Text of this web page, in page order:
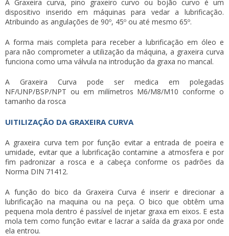
A Graxeira curva, pino graxeiro curvo ou bojão curvo é um
dispositivo inserido em máquinas para vedar a lubrificação.
Atribuindo as angulações de 90º, 45º ou até mesmo 65º.
A forma mais completa para receber a lubrificação em óleo e
para não comprometer a utilização da máquina, a graxeira curva
funciona como uma válvula na introdução da graxa no mancal.
A Graxeira Curva pode ser medica em polegadas
NF/UNP/BSP/NPT ou em milímetros M6/M8/M10 conforme o
tamanho da rosca
UITILIZAÇÃO DA GRAXEIRA CURVA
A graxeira curva tem por função evitar a entrada de poeira e
umidade, evitar que a lubrificação contamine a atmosfera e por
fim padronizar a rosca e a cabeça conforme os padrões da
Norma DIN 71412.
A função do bico da Graxeira Curva é inserir e direcionar a
lubrificação na maquina ou na peça. O bico que obtêm uma
pequena mola dentro é passível de injetar graxa em eixos. E esta
mola tem como função evitar e lacrar a saída da graxa por onde
ela entrou.